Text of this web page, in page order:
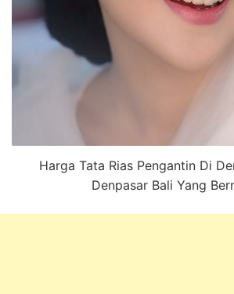
Harga Tata Rias Pengantin Di
Denpasar Bali Yang